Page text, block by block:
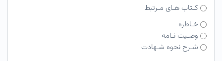
کـتاب هـای مـرتبط
خـاطره
وصـیت نـامه
شـرح نحوه شـهادت